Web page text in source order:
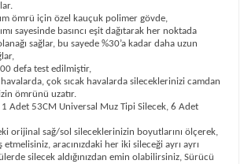
ömrü için özel kauçuk polimer gövde,
sayesinde basıncı eşit dağıtarak her noktada
sağlar, bu sayede %30’a kadar daha uzun
defa test edilmiştir,
çok sıcak havalarda sileceklerinizi camdan
ömrünü uzatır.
Adet 53CM Universal Muz Tipi Silecek, 6 Adet
orijinal sağ/sol sileceklerinizin boyutlarını ölçerek,
aracınızdaki her iki sileceği ayrı ayrı
silecek aldığınızdan emin olabilirsiniz, Sürücü